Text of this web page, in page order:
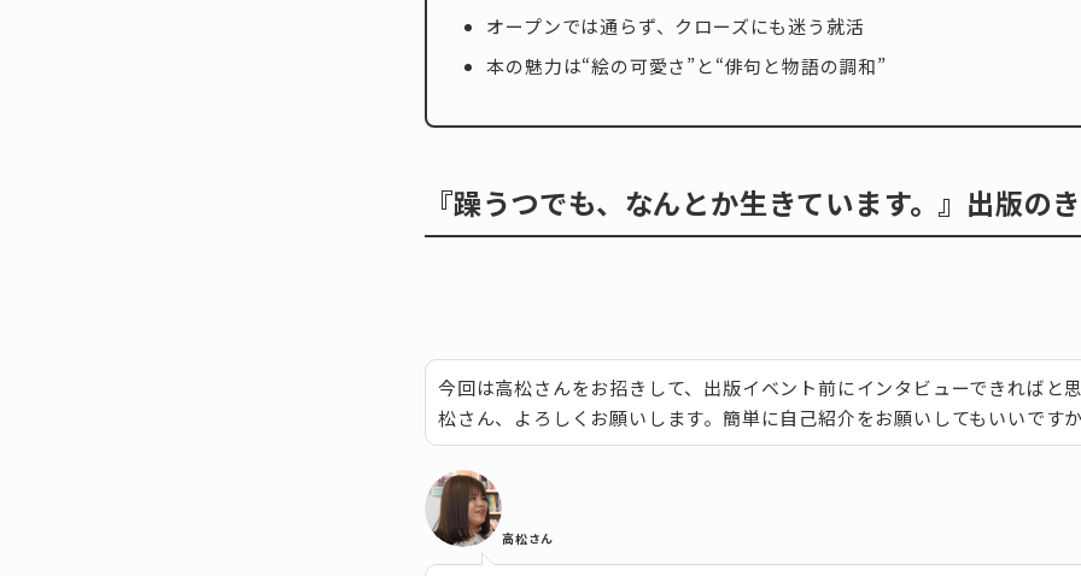
オープンでは通らず、クローズにも迷う就活
本の魅力は“絵の可愛さ”と“俳句と物語の調和”
『躁うつでも、なんとか生きています。』出版の
今回は高松さんをお招きして、出版イベント前にインタビューできればと
松さん、よろしくお願いします。簡単に自己紹介をお願いしてもいいです
高松さん